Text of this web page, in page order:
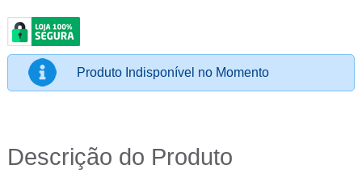
Produto Indisponível no Momento
Descrição do Produto